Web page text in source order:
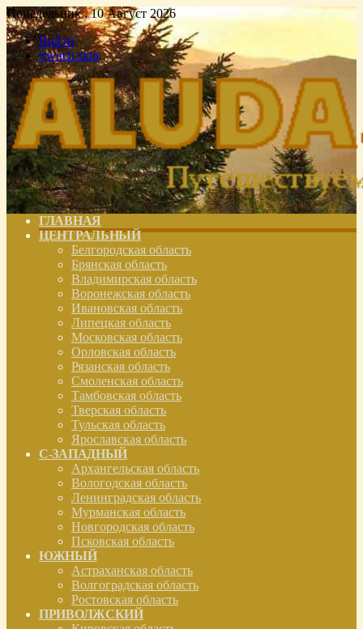
Понедельник , 10 Август 2026
Войти
Switch skin
ГЛАВНАЯ
ЦЕНТРАЛЬНЫЙ
Белгородская область
Брянская область
Владимирская область
Воронежская область
Ивановская область
Липецкая область
Московская область
Орловская область
Рязанская область
Смоленская область
Тамбовская область
Тверская область
Тульская область
Ярославская область
С-ЗАПАДНЫЙ
Архангельская область
Вологодская область
Ленинградская область
Мурманская область
Новгородская область
Псковская область
ЮЖНЫЙ
Астраханская область
Волгоградская область
Ростовская область
ПРИВОЛЖСКИЙ